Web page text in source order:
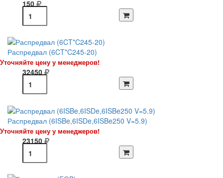
150
Распредвал (6CT*C245-20)
Уточняйте цену у менеджеров!
32450
Распредвал (6ISBe,6ISDe,6ISBe250 V=5.9)
Уточняйте цену у менеджеров!
23150